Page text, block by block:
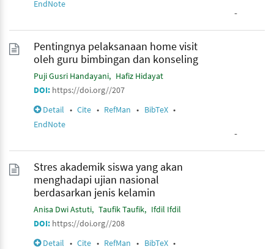
EndNote
-
Pentingnya pelaksanaan home visit
oleh guru bimbingan dan konseling
Puji Gusri Handayani
Hafiz Hidayat
DOI: https://doi.org//207
Detail • Cite • RefMan • BibTeX •
EndNote
-
Stres akademik siswa yang akan
menghadapi ujian nasional
berdasarkan jenis kelamin
Anisa Dwi Astuti Taufik Taufik
Ifdil Ifdil
DOI: https://doi.org//208
Detail • Cite • RefMan • BibTeX •